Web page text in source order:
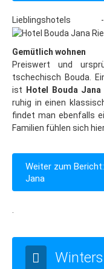
Reiseführer
Kontakt: Ihre Hotel-
Reservierung
Gemütlich wohnen
Preiswert und
tschechisch Bouda.
ist
Hotel Bouda
ruhig in einen
findet man ebenfalls
Familien fühlen sich
Weiter zum
Jana